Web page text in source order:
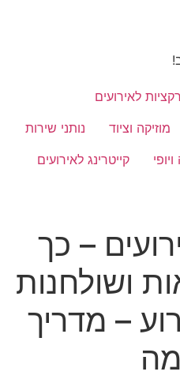
לאירועים
מוזיקה וציוד
נותני שירות
קייטרינג לאירועים
– כך
ושולחנות
– מדריך